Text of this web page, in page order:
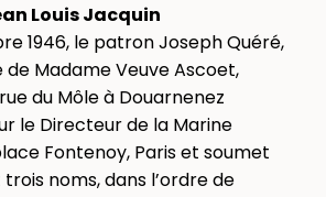
Louis Jacquin
1946, le patron Joseph Quéré,
Madame Veuve Ascoet,
du Môle à Douarnenez
le Directeur de la Marine
Fontenoy, Paris et soumet
noms, dans l’ordre de